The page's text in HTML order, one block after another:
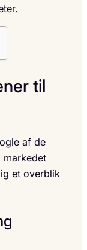
til
af de
et overblik